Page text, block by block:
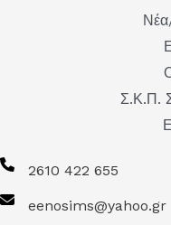
Σ.Κ.Π.
2610 422 655
eenosims@yahoo.gr